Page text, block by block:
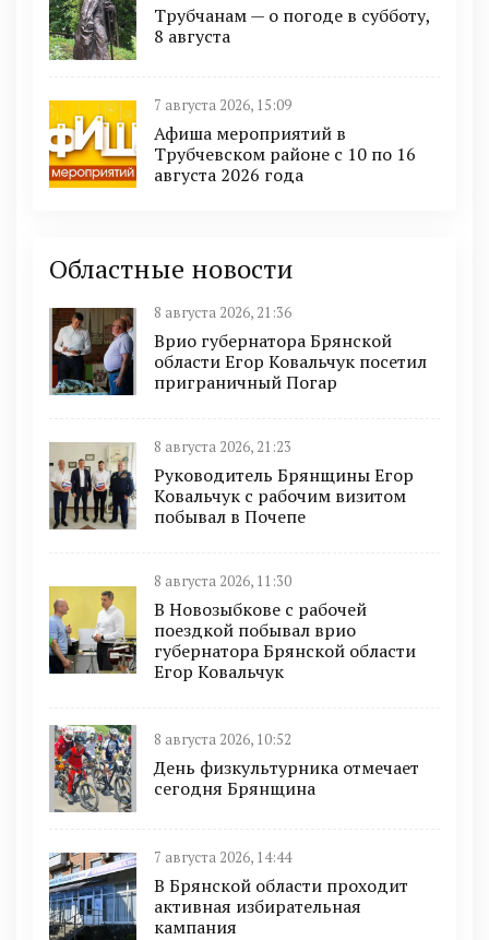
Трубчанам — о погоде в субботу,
8 августа
7 августа 2026, 15:09
Афиша мероприятий в
Трубчевском районе с 10 по 16
августа 2026 года
Областные новости
8 августа 2026, 21:36
Врио губернатора Брянской
области Егор Ковальчук посетил
приграничный Погар
8 августа 2026, 21:23
Руководитель Брянщины Егор
Ковальчук с рабочим визитом
побывал в Почепе
8 августа 2026, 11:30
В Новозыбкове с рабочей
поездкой побывал врио
губернатора Брянской области
Егор Ковальчук
8 августа 2026, 10:52
День физкультурника отмечает
сегодня Брянщина
7 августа 2026, 14:44
В Брянской области проходит
активная избирательная
кампания